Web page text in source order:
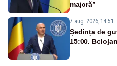
majoră”
7 aug. 2026, 14:51
Ședința de
15:00.